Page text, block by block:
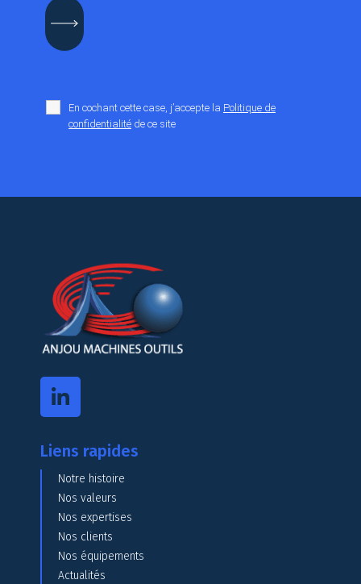
En cochant cette case, j’accepte la Politique de
confidentialité de ce site
Liens rapides
Notre histoire
Nos valeurs
Nos expertises
Nos clients
Nos équipements
Actualités